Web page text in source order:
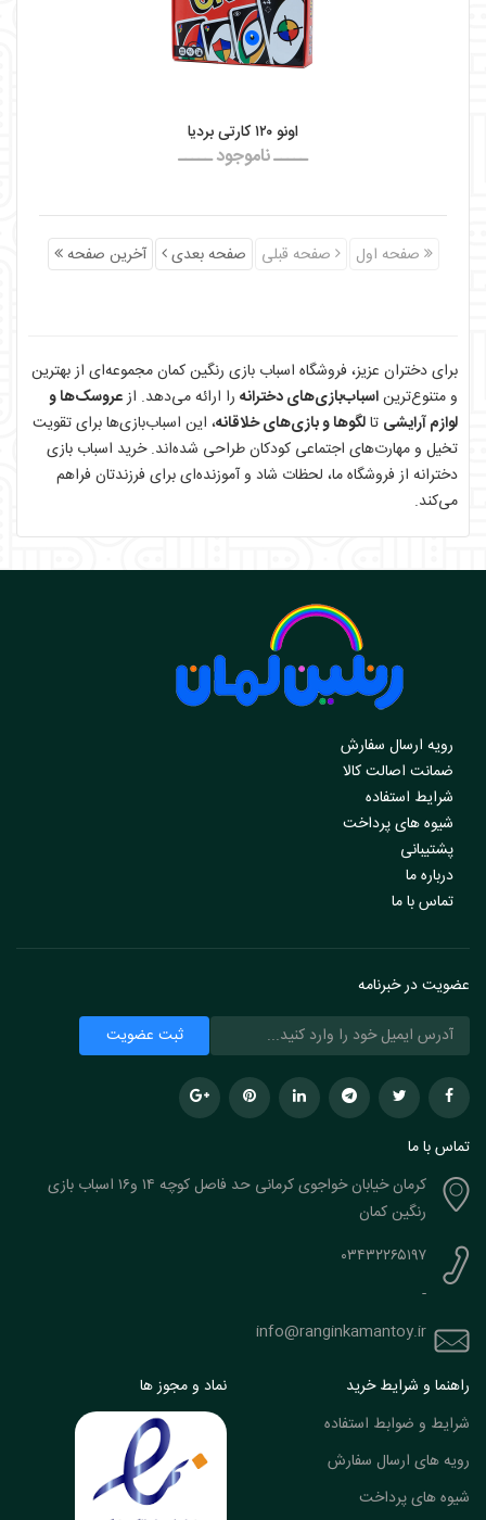
اونو ۱۲۰ کارتی بردیا
ـــــ ناموجود ـــــ
صفحه اول صفحه قبلی صفحه بعدی آخرین صفحه
برای دختران عزیز، فروشگاه اسباب بازی رنگین کمان مجموعه‌ای از بهترین
و متنوع‌تریناسباب‌بازی‌های دخترانه را ارائه می‌دهد. ازعروسک‌ها و
لوازم آرایشی تالگوها و بازی‌های خلاقانه، این اسباب‌بازی‌ها برای تقویت
تخیل و مهارت‌های اجتماعی کودکان طراحی شده‌اند. خرید اسباب بازی
دخترانه از فروشگاه ما، لحظات شاد و آموزنده‌ای برای فرزندتان فراهم
می‌کند.
رویه ارسال سفارش
ضمانت اصالت کالا
شرایط استفاده
شیوه های پرداخت
پشتیبانی
درباره ما
تماس با ما
عضویت در خبرنامه
تماس با ما
کرمان خیابان خواجوی کرمانی حد فاصل کوچه ۱۴ و۱۶ اسباب بازی
رنگین کمان
۰۳۴۳۲۲۶۵۱۹۷
-
info@ranginkamantoy.ir
راهنما و شرایط خرید
شرایط و ضوابط استفاده
رویه های ارسال سفارش
شیوه های پرداخت
نماد و مجوز ها